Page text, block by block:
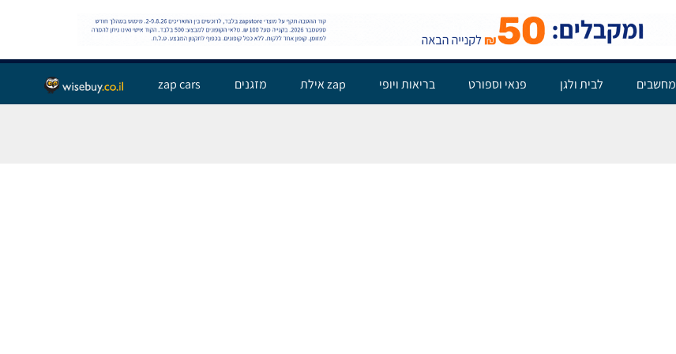
שלום אורח,
התחבר
מחשבים לבית ולגן פנאי וספורט בריאות ויופי zap אילת מזגנים zap cars